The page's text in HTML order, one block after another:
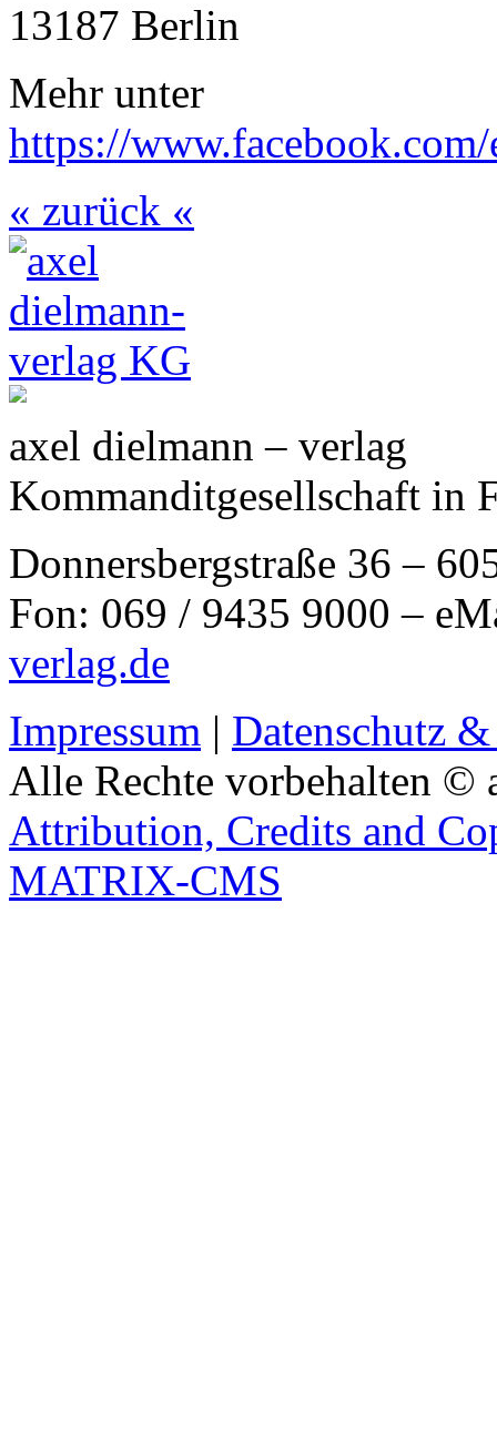
13187 Berlin
Mehr unter
https://
« zurück «
axel dielmann – verlag
Kommanditgesellschaft in
Donnersbergstraße 36 –
Fon: 069 / 9435 9000 –
verlag.de
Impressum | Datenschutz
Alle Rechte vorbehalten ©
Attribution, Credits and
MATRIX-CMS